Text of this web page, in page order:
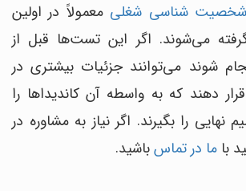
شناسی شغلی معمولاً در اولین
می‌شوند. اگر این تست‌ها قبل از
شوند می‌توانند جزئیات بیشتری در
قرار دهند که به واسطه آن کاندیداها را
نهایی را بگیرند. اگر نیاز به مشاوره در
با ما در تماسباشید.